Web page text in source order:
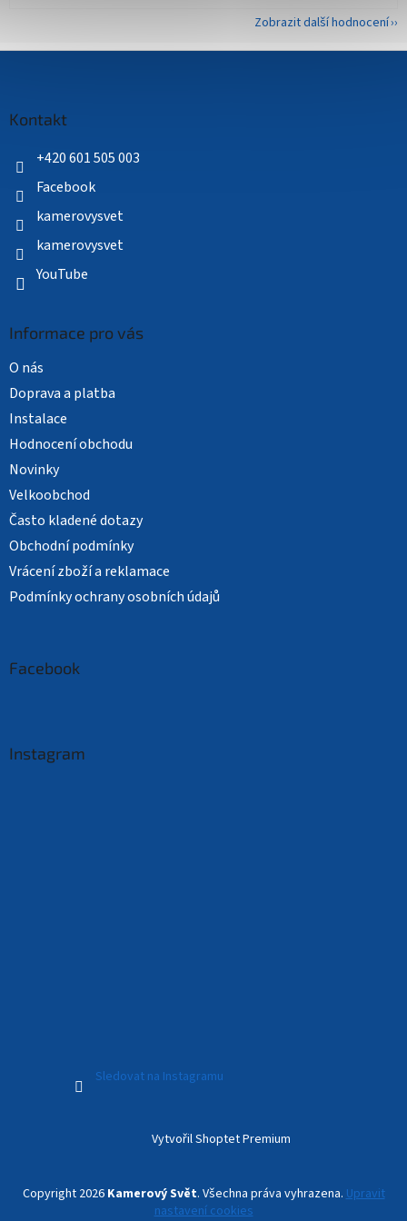
Zobrazit další hodnocení
Kontakt
+420 601 505 003
Facebook
kamerovysvet
kamerovysvet
YouTube
Informace pro vás
O nás
Doprava a platba
Instalace
Hodnocení obchodu
Novinky
Velkoobchod
Často kladené dotazy
Obchodní podmínky
Vrácení zboží a reklamace
Podmínky ochrany osobních údajů
Facebook
Instagram
Sledovat na Instagramu
Vytvořil Shoptet Premium
Copyright 2026 Kamerový Svět. Všechna práva vyhrazena.Upravit
nastavení cookies